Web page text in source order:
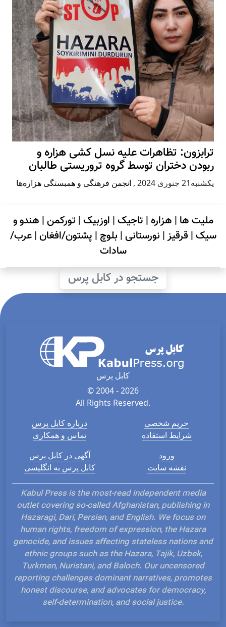
ترابزون: تظاهرات علیه نسل کشی هزاره و
ربودن دختران توسط گروه تروریستی طالبان
يكشنبه21 جنوری 2024 , انجمن فرهنگی و همبستگی هزاره‌ها
ملیت ها | هزاره| تاجیک| اوزبیک| تورکمن| هندو و
سیک| قرقیز| نورستانی| بلوچ | پشتون/افغان|عرب/
سادات
جستجو در کابل پرس
کابل پرس
© 2004 - 2026
All Rights Reserved.
درباره کابل پرس
تماس و همکاری
حریم شخصی
شرایط استفاده
آگهی در کابل پرس
کابل پرس به انگلیسی
ورود
نقشه سایت
Kabul Press is the most-read independent media
outlet covering so-called Afghanistan, publishing in
Hazaragi, Dari, Persian, and English. We focus on
human rights, freedom of expression, the Hazara
genocide, and issues affecting stateless nations and
ethnic groups such as the Hazara, Tajik, Uzbek,
Turkmen, Nuristani, and Baloch. Our uncensored
reporting challenges dominant narratives, promotes
honest discourse, and advocates for democracy,
self-determination, and social justice.